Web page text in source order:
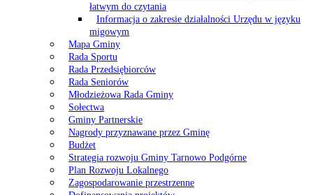
łatwym do czytania
Informacja o zakresie działalności Urzędu w języku
migowym
Mapa Gminy
Rada Sportu
Rada Przedsiębiorców
Rada Seniorów
Młodzieżowa Rada Gminy
Sołectwa
Gminy Partnerskie
Nagrody przyznawane przez Gminę
Budżet
Strategia rozwoju Gminy Tarnowo Podgórne
Plan Rozwoju Lokalnego
Zagospodarowanie przestrzenne